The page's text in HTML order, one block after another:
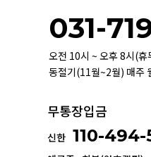
031-
오전 10시 ~ 오후 8시(
동절기(11월~2월) 매주
무통장입금
신한 110-